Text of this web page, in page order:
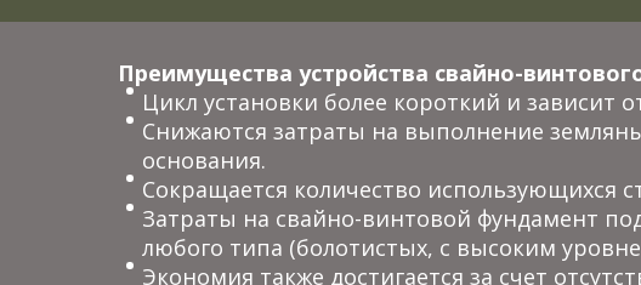
Преимущества устройства свайно-
Цикл установки более короткий и
Снижаются затраты на выполнение
основания.
Сокращается количество использующихся
Затраты на свайно-винтовой фундамент
любого типа (болотистых, с высоким
Экономия также достигается за счет